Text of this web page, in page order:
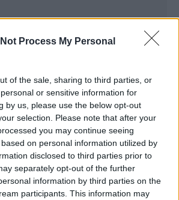
Process My Personal
of the sale, sharing to third parties, or
or sensitive information for
by us, please use the below opt-out
selection. Please note that after your
you may continue seeing
on personal information utilized by
disclosed to third parties prior to
separately opt-out of the further
information by third parties on the
participants. This information may
το E-Radio.gr στοGoogle News
E-Daily.gr; Τα νέα της ημέρας
κλικ!
E-Radio.gr και στο Instagram
ΔΙΑΦΗΜΙΣΗ